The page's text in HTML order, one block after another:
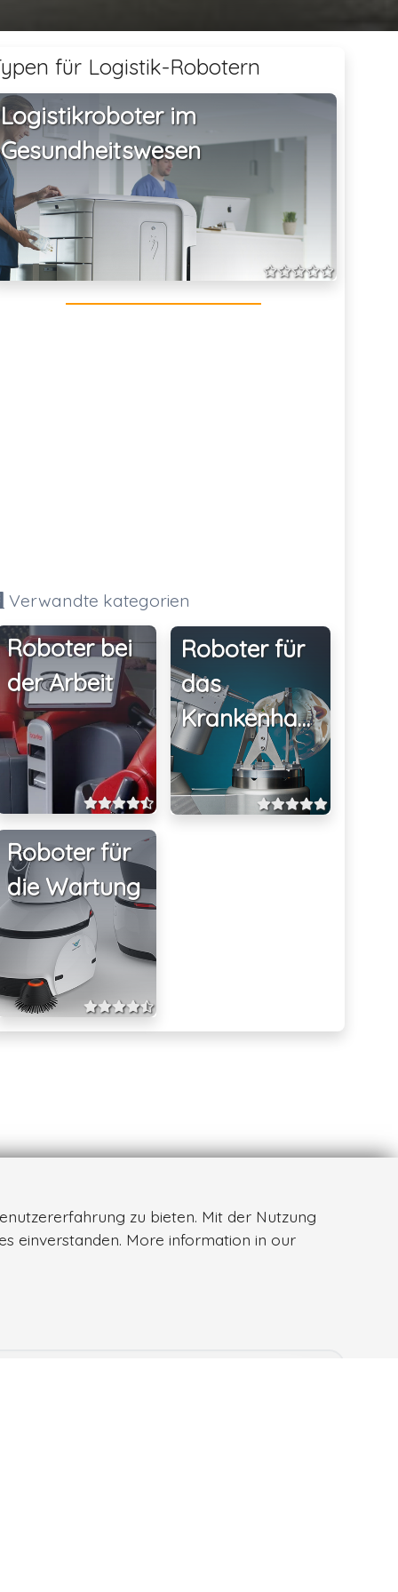
für Logistik-Robotern
Logistikroboter im
Gesundheitswesen
Verwandte kategorien
Roboter bei
der Arbeit
Roboter für
das
Krankenhaus
Roboter für
die Wartung
zu bieten. Mit der Nutzung
einverstanden. More information in our